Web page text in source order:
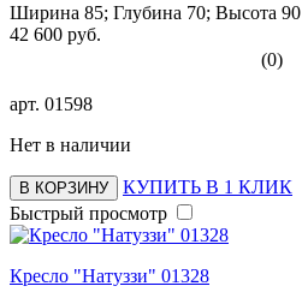
Ширина 85; Глубина 70; Высота 90
42 600 руб.
(0)
арт. 01598
Нет в наличии
В КОРЗИНУ
КУПИТЬ В 1 КЛИК
Быстрый просмотр
Кресло "Натуззи" 01328